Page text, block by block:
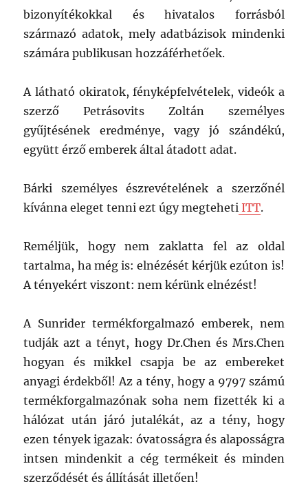
bizonyítékokkal és hivatalos forrásból
származó adatok, mely adatbázisok mindenki
számára publikusan hozzáférhetőek.
A látható okiratok, fényképfelvételek, videók a
szerző Petrásovits Zoltán személyes
gyűjtésének eredménye, vagy jó szándékú,
együtt érző emberek által átadott adat.
Bárki személyes észrevételének a szerzőnél
kívánna eleget tenni ezt úgy megteheti ITT.
Reméljük, hogy nem zaklatta fel az oldal
tartalma, ha még is: elnézését kérjük ezúton is!
A tényekért viszont: nem kérünk elnézést!
A Sunrider termékforgalmazó emberek, nem
tudják azt a tényt, hogy Dr.Chen és Mrs.Chen
hogyan és mikkel csapja be az embereket
anyagi érdekből! Az a tény, hogy a 9797 számú
termékforgalmazónak soha nem fizették ki a
hálózat után járó jutalékát, az a tény, hogy
ezen tények igazak: óvatosságra és alaposságra
intsen mindenkit a cég termékeit és minden
szerződését és állítását illetően!